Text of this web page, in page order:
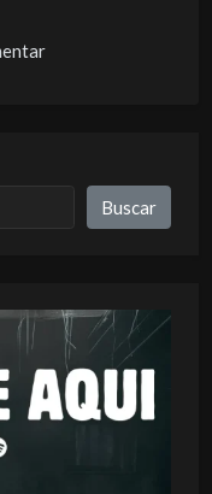
Buscar